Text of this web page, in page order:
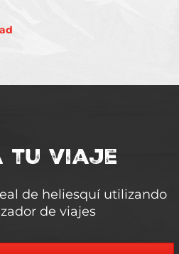
tu viaje
de heliesquí utilizando
de viajes